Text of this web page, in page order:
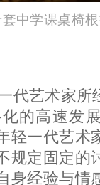
套中学课桌椅
代艺术家所
的高速发
轻一代艺术
规定固定的
身经验与情